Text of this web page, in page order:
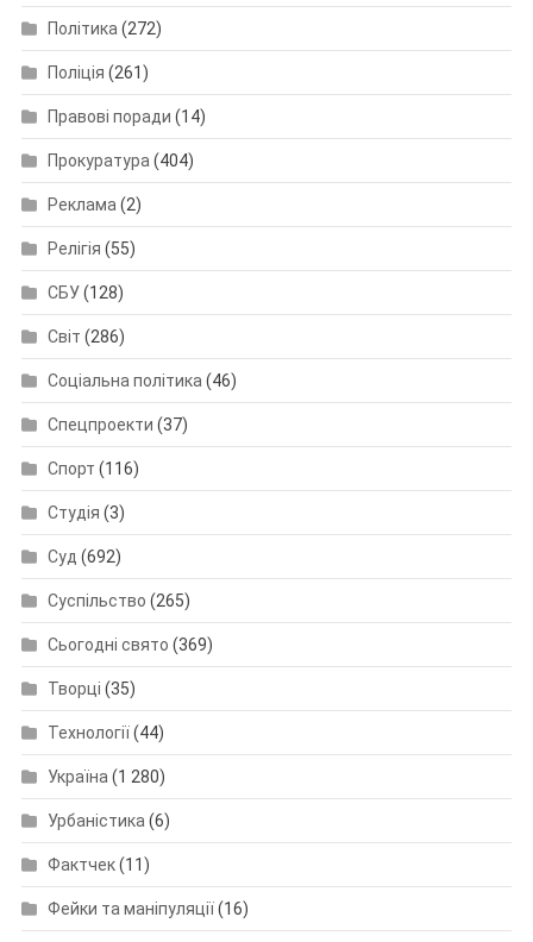
Політика (272)
Поліція (261)
Правові поради (14)
Прокуратура (404)
Реклама (2)
Релігія (55)
СБУ(128)
Світ (286)
Соціальна політика (46)
Спецпроекти (37)
Спорт (116)
Студія (3)
Суд (692)
Суспільство (265)
Сьогодні свято (369)
Творці (35)
Технології(44)
Україна (1 280)
Урбаністика (6)
Фактчек(11)
Фейки та маніпуляції(16)